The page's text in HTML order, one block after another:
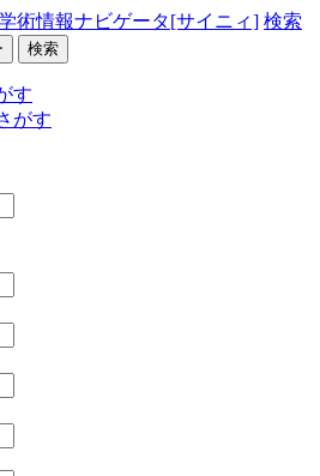
術情報ナビゲータ[サイニィ] 検索
検索
す
がす